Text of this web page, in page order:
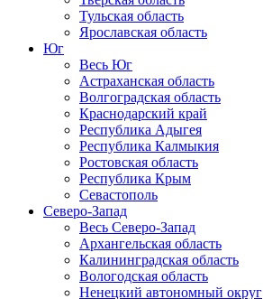
Тульская область
Ярославская область
Юг
Весь Юг
Астраханская область
Волгоградская область
Краснодарский край
Республика Адыгея
Республика Калмыкия
Ростовская область
Республика Крым
Севастополь
Северо-Запад
Весь Северо-Запад
Архангельская область
Калининградская область
Вологодская область
Ненецкий автономный округ